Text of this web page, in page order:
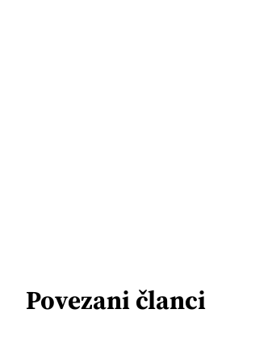
Povezani članci